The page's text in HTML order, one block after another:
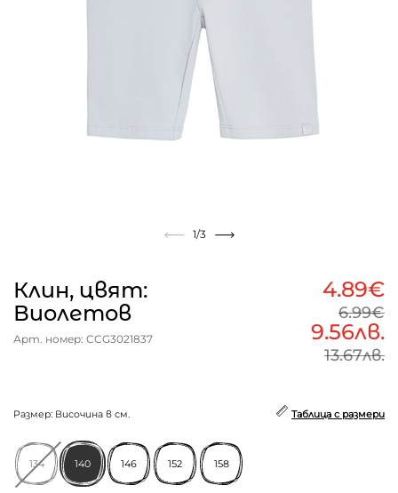
1/3
Клин, цвят:
Виолетов
Арт. номер: CCG3021837
4.89€
6.99€
9.56лв.
13.67лв.
Размер: Височина в см. Таблица с размери
134 140 146 152 158